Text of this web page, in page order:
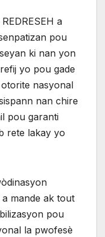
a
pou
ki nan yon
yo pou gade
nasyonal
nan chire
pou garanti
rete lakay yo
a mande ak tout
pou
la pwofesè